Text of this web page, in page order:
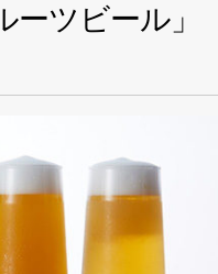
ツビール」